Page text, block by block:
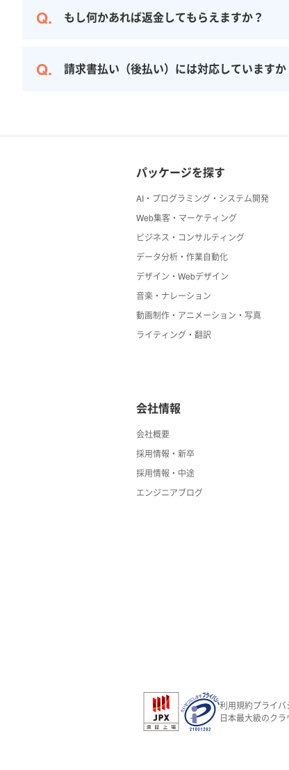
もし何かあれば返金してもらえますか？
請求書払い（後払い）には対応していますか
パッケージを探す
AI・プログラミング・システム開発
Web集客・マーケティング
ビジネス・コンサルティング
データ分析・作業自動化
デザイン・Webデザイン
音楽・ナレーション
動画制作・アニメーション・写真
ライティング・翻訳
会社情報
会社概要
採用情報・新卒
採用情報・中途
エンジニアブログ
利用規約プライバ
日本最大級のクラ